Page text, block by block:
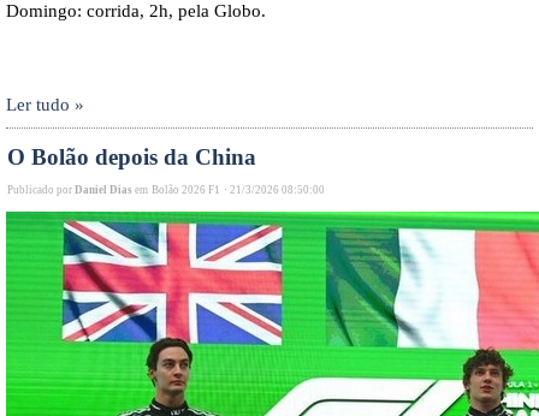
Domingo: corrida, 2h, pela Globo.
Ler tudo »
O Bolão depois da China
Publicado por Daniel Dias em Bolão 2026 F1 · 21/3/2026 08:50:00